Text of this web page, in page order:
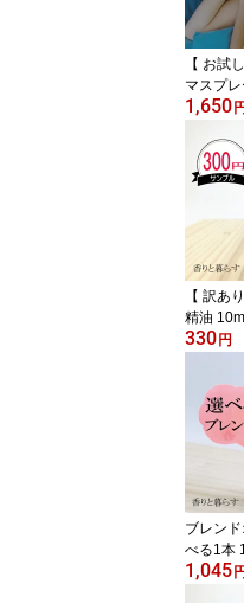
【 お試
マスプレ
グッズ
ゃれ 睡
マ ピロ
ッズ リ
プレゼ
ラベン
びき防
い香り
1,650
【 訳あ
精油
ーアロマ
シャル
マオイ
ーブ 乾
サージ
剤 柔軟
除け サ
アロマキ
ポプリ
どに
330円
ブレン
べる1本
り エッ
1,045